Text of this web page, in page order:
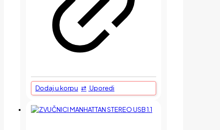
Dodaj u korpu Uporedi